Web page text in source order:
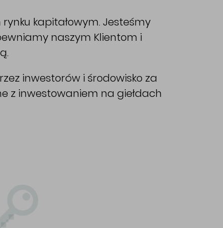
kapitałowym. Jesteśmy
naszym Klientom i
inwestorów i środowisko za
z inwestowaniem na giełdach